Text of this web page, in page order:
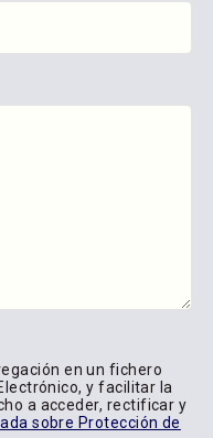
en un fichero
y facilitar la
a acceder, rectificar y
sobre Protección de